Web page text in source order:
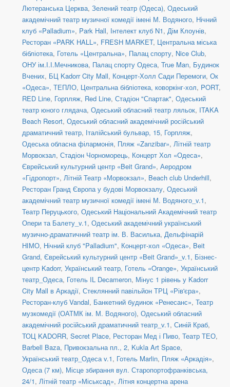
Лютеранська Церква, Зелений театр (Одеса), Одеський
академічний театр музичної комедії імені М. Водяного, Нічний
клуб «Palladium», Park Hall, Інтелект клуб N1, Дім Клоунів,
Ресторан «PARK HALL», FRESH MARKET, Центральна міська
бібліотека, Готель «Центральна», Палац спорту, Nice Club,
ОНУ ім.І.І.Мечникова, Палац спорту Одеса, True Man, Будинок
Вчених, БЦ Kadorr City Mall, Концерт-Холл Сади Перемоги, Ок
«Одеса», ТЕПЛО, Центральна бібліотека, коворкінг-хол, PORT,
RED Line, Горпляж, Red Line, Стадіон "Спартак", Одеський
театр юного глядача, Одеський обласний театр ляльок, ITAKA
Beach Resort, Одеський обласний академічний російський
драматичний театр, Італійський бульвар, 15, Горпляж,
Одеська обласна філармонія, Пляж «Zanzibar», Літній театр
Морвокзал, Стадіон Чорноморець, Концерт Хол «Одеса»,
Єврейський культурний центр «Beit Grand», Аеродром
«Гідропорт», Літній Театр «Морвокзал», Beach club Underhill,
Ресторан Гранд Європа у будові Морвокзалу, Одеський
академічний театр музичної комедії імені М. Водяного_v.1,
Театр Перуцького, Одеський Національний Академічний театр
Опери та Балету_v.1, Одеський академічний український
музично-драматичний театр ім. В. Василька, Дельфінарій
НІМО, Нічний клуб "Palladium", Концерт-хол «Одеса», Beit
Grand, Єврейський культурний центр «Beit Grand»_v.1, Бізнес-
центр Kadorr, Український театр, Готель «Orange», Український
театр_Одеса, Готель IL Decameron, Мінус 1 рівень у Kadorr
City Mall в Аркадії, Стеклянний павільйон ТРЦ «Рів'єра»,
Ресторан-клуб Vandal, Банкетний будинок «Ренесанс», Театр
музкомедії (ОАТМК ім. М. Водяного), Одеський обласний
академічний російський драматичний театр_v.1, Синій Краб,
ТОЦ KADORR, Secret Place, Ресторан Мед і Пиво, Театр ТЕО,
Barbell Baza, Привокзальна пл., 2, Kukla Art Space,
Український театр_Одеса v.1, Готель Marlin, Пляж «Аркадія»,
Одеса (7 км), Місце збирання вул. Старопортофранківська,
24/1, Літній театр «Міськсад», Літня концертна арена